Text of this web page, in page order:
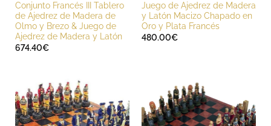
Conjunto Francés III Tablero
de Ajedrez de Madera de
Olmo y Brezo & Juego de
Ajedrez de Madera y Latón
674.40€
Juego de Ajedrez de Madera
y Latón Macizo Chapado en
Oro y Plata Francés
480.00€